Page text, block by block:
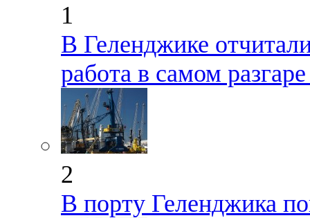
1
В Геленджике
работа в самом
2
В порту Геленджика